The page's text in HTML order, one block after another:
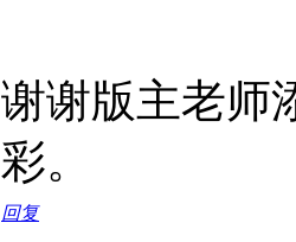
谢谢版主老师
彩。
回复